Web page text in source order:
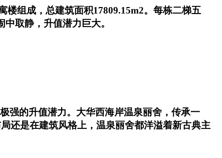
楼组成，总建筑面积17809.15m2。每栋二梯五
取静，升值潜力巨大。
强的升值潜力。大华西海岸温泉丽舍，传承一
还是在建筑风格上，温泉丽舍都洋溢着新古典主